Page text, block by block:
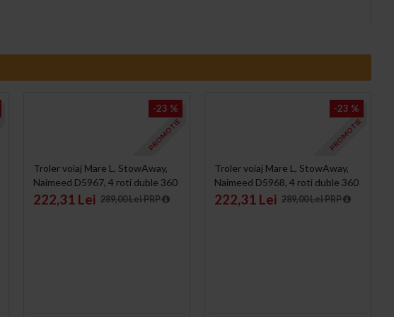
PROMOTIE
-23 %
Troler voiaj Mare L, StowAway,
Naimeed D5967, 4 roti duble 360
grade, PP, inchidere cifru, Gri,
44x26x61cm
222,31 Lei 289,00 Lei PRP
PROMOTIE
-23 %
Troler voiaj Mare L, StowAway,
Naimeed D5968, 4 roti duble 360
grade detasabile , PP, inchidere
cifru, Mov Inchis, 44x26x61cm
222,31 Lei 289,00 Lei PRP